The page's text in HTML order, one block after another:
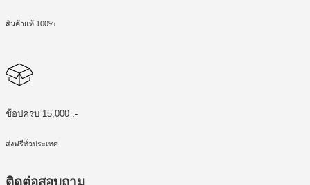
สินค้าแท้ 100%
ช้อปครบ 15,000 .-
ส่งฟรีทั่วประเทศ
ติดต่อสอบถาม